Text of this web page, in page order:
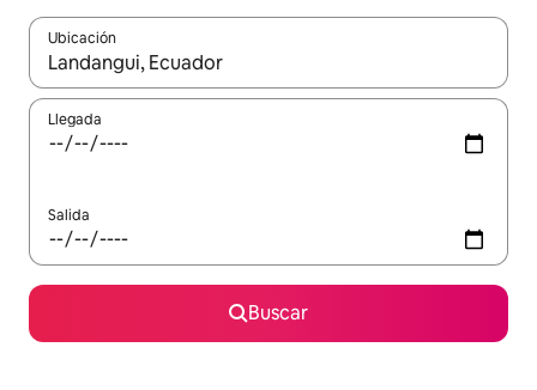
Ubicación
Cuando los resultados estén disponibles, navega con las
Llegada
Salida
Buscar